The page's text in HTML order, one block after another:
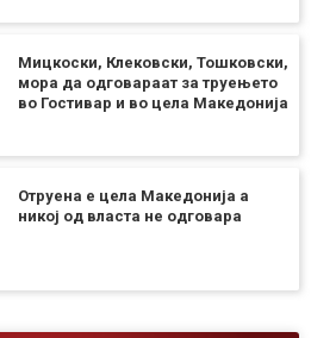
Мицкоски, Клековски, Тошковски,
мора да одговараат за труењето
во Гостивар и во цела Македонија
Отруена е цела Македонија а
никој од власта не одговара